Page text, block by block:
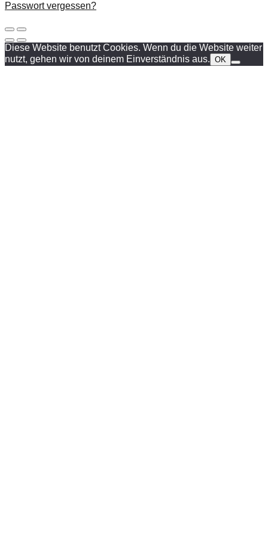
Passwort vergessen?
Diese Website benutzt Cookies. Wenn du die Website weiter
nutzt, gehen wir von deinem Einverständnis aus. OK